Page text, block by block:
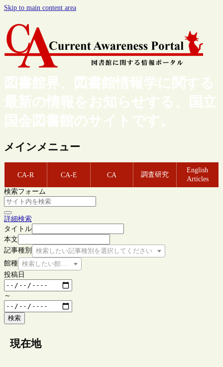
Skip to main content area
図書館界、図書館情報学に関する
最新の情報をお知らせする、国立
国会図書館のサイトです。
メインメニュー
CA-R CA-E CA 調査研究
English
Articles
検索フォーム
詳細検索
タイトル
本文
記事種別
検索したい記事種別を選択してください
館種 検索したい館種を選択してください
投稿日
～
検索
現在地